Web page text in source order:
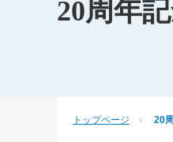
20周年
トップページ 20